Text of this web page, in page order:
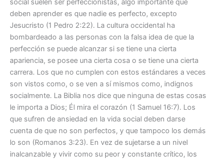
social suelen ser perfeccionistas, algo importante que
deben aprender es que nadie es perfecto, excepto
Jesucristo (1 Pedro 2:22). La cultura occidental ha
bombardeado a las personas con la falsa idea de que la
perfección se puede alcanzar si se tiene una cierta
apariencia, se posee una cierta cosa o se tiene una cierta
carrera. Los que no cumplen con estos estándares a veces
son vistos como, o se ven a sí mismos como, indignos
socialmente. La Biblia nos dice que ninguna de estas cosas
le importa a Dios; Él mira el corazón (1 Samuel 16:7). Los
que sufren de ansiedad en la vida social deben darse
cuenta de que no son perfectos, y que tampoco los demás
lo son (Romanos 3:23). En vez de sujetarse a un nivel
inalcanzable y vivir como su peor y constante crítico, los